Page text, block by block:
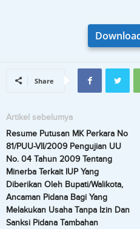
Share
Artikel sebelumya
Resume Putusan MK Perkara No
81/PUU-VII/2009 Pengujian UU
No. 04 Tahun 2009 Tentang
Minerba Terkait IUP Yang
Diberikan Oleh Bupati/Walikota,
Ancaman Pidana Bagi Yang
Melakukan Usaha Tanpa Izin Dan
Sanksi Pidana Tambahan